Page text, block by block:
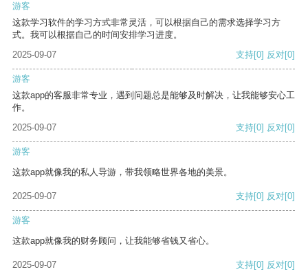
游客
这款学习软件的学习方式非常灵活，可以根据自己的需求选择学习方
式。我可以根据自己的时间安排学习进度。
2025-09-07
支持[0] 反对[0]
游客
这款app的客服非常专业，遇到问题总是能够及时解决，让我能够安心工
作。
2025-09-07
支持[0] 反对[0]
游客
这款app就像我的私人导游，带我领略世界各地的美景。
2025-09-07 支持[0] 反对[0]
游客
这款app就像我的财务顾问，让我能够省钱又省心。
2025-09-07 支持[0] 反对[0]